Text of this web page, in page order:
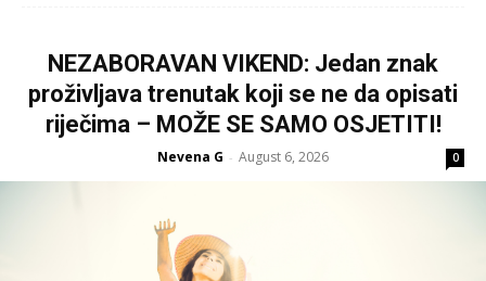
NEZABORAVAN VIKEND: Jedan znak
proživljava trenutak koji se ne da opisati
riječima – MOŽE SE SAMO OSJETITI!
Nevena G - August 6, 2026 0